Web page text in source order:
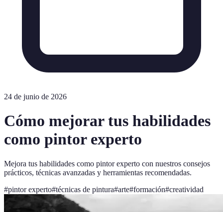
24 de junio de 2026
Cómo mejorar tus habilidades
como pintor experto
Mejora tus habilidades como pintor experto con nuestros consejos
prácticos, técnicas avanzadas y herramientas recomendadas.
#pintor experto#técnicas de pintura#arte#formación#creatividad